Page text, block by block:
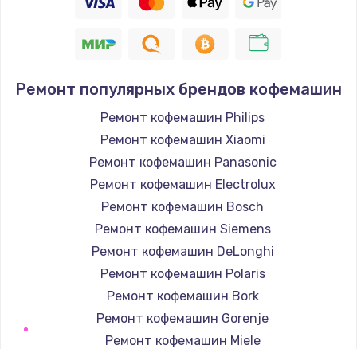
Ремонт популярных брендов кофемашин
Ремонт кофемашин Philips
Ремонт кофемашин Xiaomi
Ремонт кофемашин Panasonic
Ремонт кофемашин Electrolux
Ремонт кофемашин Bosch
Ремонт кофемашин Siemens
Ремонт кофемашин DeLonghi
Ремонт кофемашин Polaris
Ремонт кофемашин Bork
Ремонт кофемашин Gorenje
Ремонт кофемашин Miele